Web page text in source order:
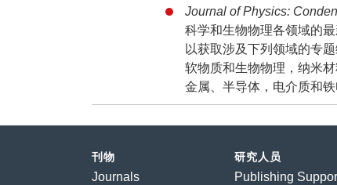
Journal of Physics:
科学和生物物理各领域的最
以获取涉及下列领域的专
软物质和生物物理，纳米
金属、半导体，电介质和
刊物
Journals
研究人员
Publishing